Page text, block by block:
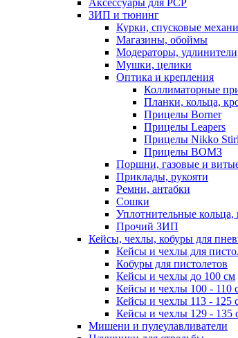
ЗИП и тюнинг
Курки, спусковые
Магазины, обоймы
Модераторы,
Мушки, целики
Оптика и крепления
Коллиматорные
Планки, кольца,
Прицелы Borner
Прицелы Leapers
Прицелы Nikko
Прицелы ВОМЗ
Поршни, газовые и
Приклады, рукояти
Ремни, антабки
Сошки
Уплотнительные
Прочий ЗИП
Кейсы, чехлы, кобуры для
Кейсы и чехлы для
Кобуры для пистолетов
Кейсы и чехлы до 100 см
Кейсы и чехлы 100 - 110
Кейсы и чехлы 113 - 125
Кейсы и чехлы 129 - 135
Мишени и пулеулавливатели